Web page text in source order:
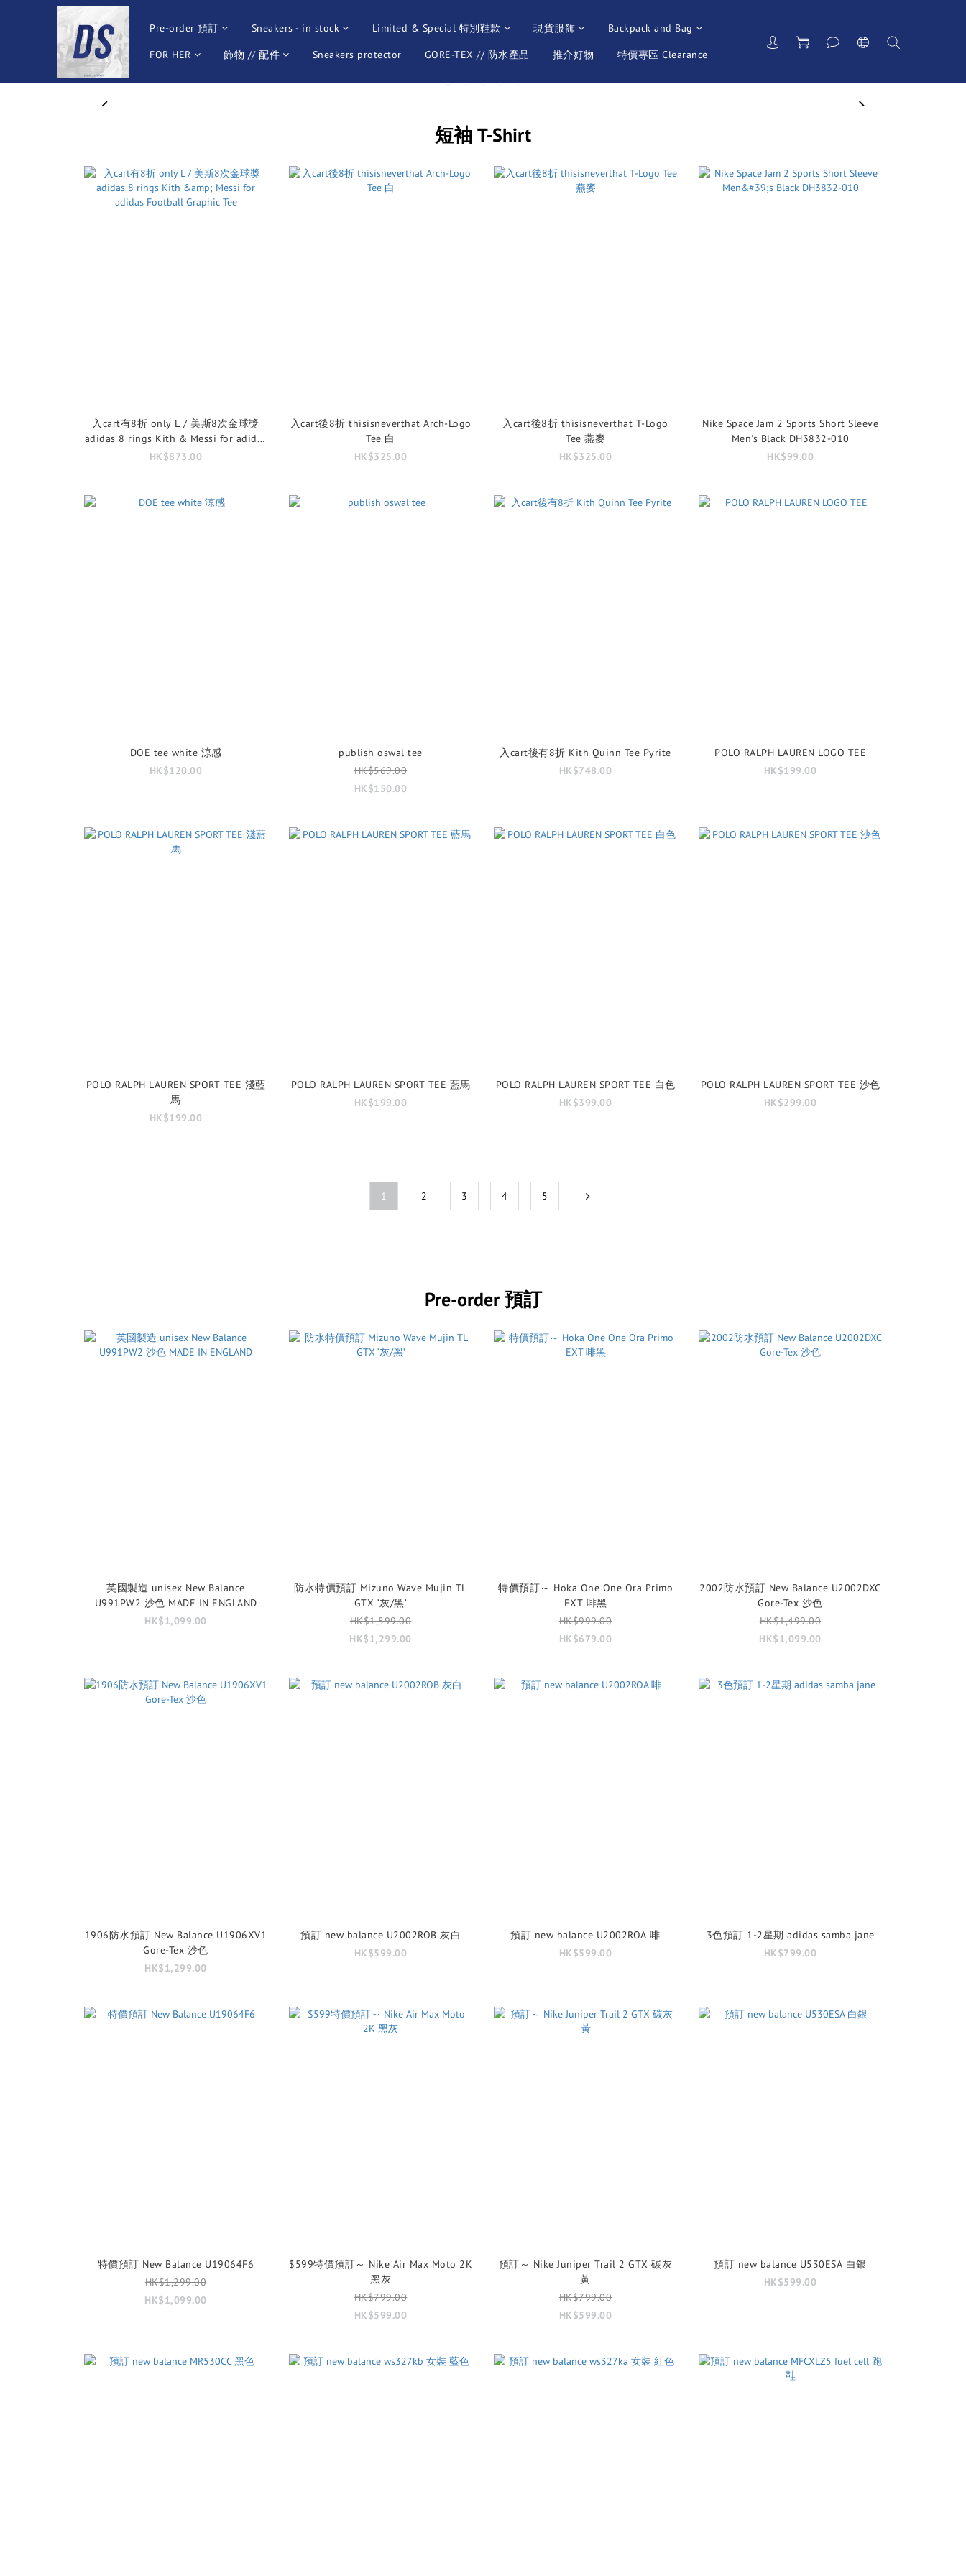
Pre-order 預訂 Sneakers - in stock Limited & Special 特別鞋款 現貨服飾 Backpack and Bag
FOR HER 飾物 // 配件 Sneakers protector GORE-TEX // 防水產品 推介好物 特價專區 Clearance
prev next
短袖 T-Shirt
入cart有8折 only L / 美斯8次金球獎
adidas 8 rings Kith & Messi for adidas
Football Graphic Tee
HK$873.00
入cart後8折 thisisneverthat Arch-Logo
Tee 白
HK$325.00
入cart後8折 thisisneverthat T-Logo
Tee 燕麥
HK$325.00
Nike Space Jam 2 Sports Short Sleeve
Men's Black DH3832-010
HK$99.00
DOE tee white 涼感
HK$120.00
publish oswal tee
HK$569.00
HK$150.00
入cart後有8折 Kith Quinn Tee Pyrite
HK$748.00
POLO RALPH LAUREN LOGO TEE
HK$199.00
POLO RALPH LAUREN SPORT TEE 淺藍
馬
HK$199.00
POLO RALPH LAUREN SPORT TEE 藍馬
HK$199.00
POLO RALPH LAUREN SPORT TEE 白色
HK$399.00
POLO RALPH LAUREN SPORT TEE 沙色
HK$299.00
1 2 3 4 5
Pre-order 預訂
英國製造 unisex New Balance
U991PW2 沙色 MADE IN ENGLAND
HK$1,099.00
防水特價預訂 Mizuno Wave Mujin TL
GTX ‘灰/黑’
HK$1,599.00
HK$1,299.00
特價預訂～ Hoka One One Ora Primo
EXT 啡黑
HK$999.00
HK$679.00
2002防水預訂 New Balance U2002DXC
Gore-Tex 沙色
HK$1,499.00
HK$1,099.00
1906防水預訂 New Balance U1906XV1
Gore-Tex 沙色
HK$1,299.00
預訂 new balance U2002ROB 灰白
HK$599.00
預訂 new balance U2002ROA 啡
HK$599.00
3色預訂 1-2星期 adidas samba jane
HK$799.00
特價預訂 New Balance U19064F6
HK$1,299.00
HK$1,099.00
$599特價預訂～ Nike Air Max Moto 2K
黑灰
HK$799.00
HK$599.00
預訂～ Nike Juniper Trail 2 GTX 碳灰
黃
HK$799.00
HK$599.00
預訂 new balance U530ESA 白銀
HK$599.00